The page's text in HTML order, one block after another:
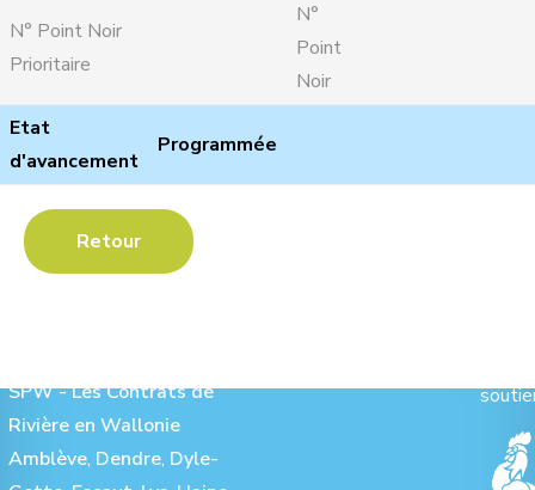
N° Point Noir
Prioritaire
N°
Point
Noir
Etat
d'avancement
Programmée
Retour
SPW - Les Contrats de
Rivière en Wallonie
Amblève, Dendre, Dyle-